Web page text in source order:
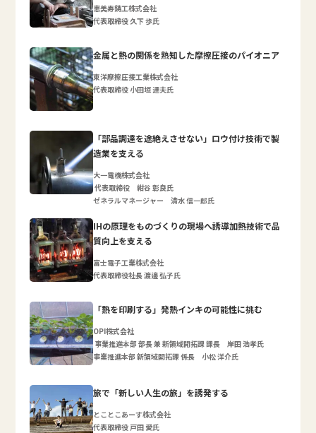
恵美寿鋳工株式会社
代表取締役 久下 歩氏
金属と熱の関係を熟知した摩擦圧接のパイオニア
東洋摩擦圧接工業株式会社
代表取締役 小田垣 達夫氏
「部品調達を途絶えさせない」ロウ付け技術で製
造業を支える
大一電機株式会社
代表取締役 紺谷 彰良氏
ゼネラルマネージャー 清水 信一郎氏
IHの原理をものづくりの現場へ誘導加熱技術で品
質向上を支える
富士電子工業株式会社
代表取締役社長 渡邊 弘子氏
「熱を印刷する」発熱インキの可能性に挑む
OPI株式会社
事業推進本部 部長 兼 新領域開拓課 課長 岸田 浩孝氏
事業推進本部 新領域開拓課 係長 小松 洋介氏
旅で「新しい人生の旅」を誘発する
とことこあーす株式会社
代表取締役 戸田 愛氏